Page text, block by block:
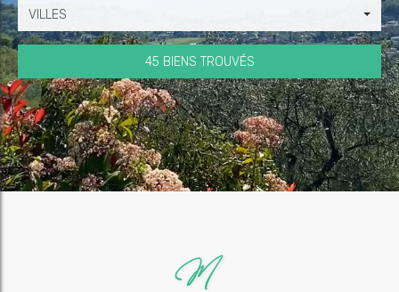
VILLES
45 BIENS TROUVÉS